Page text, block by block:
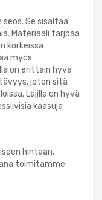
seos. Se sisältää
Materiaali tarjoaa
korkeissa
myös
on erittäin hyvä
joten sitä
Lajilla on hyvä
kaasuja
hintaan.
toimitamme